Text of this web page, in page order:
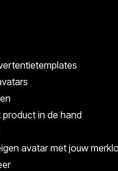
in de hand
avatar met jouw